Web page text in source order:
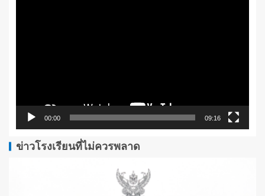
00:00 09:16
ข่าวโรงเรียนที่ไม่ควรพลาด